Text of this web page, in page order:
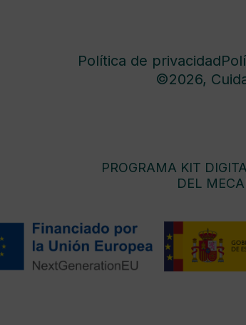
Política de privacidad
©2026,
PROGRAMA KIT
DEL